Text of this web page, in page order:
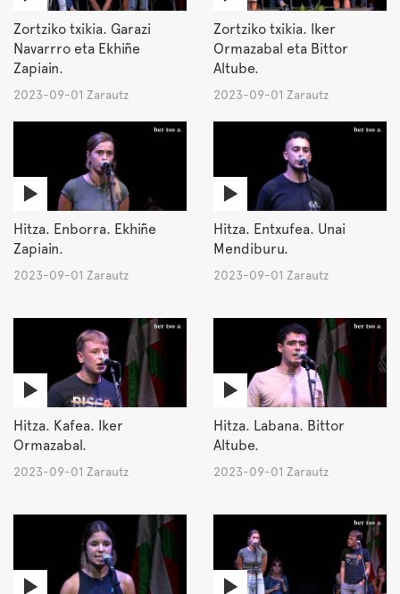
Zortziko txikia. Garazi
Navarrro eta Ekhiñe
Zapiain.
2023-09-01 Zarautz
Zortziko txikia. Iker
Ormazabal eta Bittor
Altube.
2023-09-01 Zarautz
Hitza. Enborra. Ekhiñe
Zapiain.
2023-09-01 Zarautz
Hitza. Entxufea. Unai
Mendiburu.
2023-09-01 Zarautz
Hitza. Kafea. Iker
Ormazabal.
2023-09-01 Zarautz
Hitza. Labana. Bittor
Altube.
2023-09-01 Zarautz